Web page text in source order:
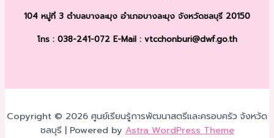
104 หมู่ที่ 3 ตำบลบางละมุง อำเภอบางละมุง จังหวัดชลบุรี 20150
โทร : 038-241-072 E-Mail : vtcchonburi@dwf.go.th
Copyright © 2026 ศูนย์เรียนรู้การพัฒนาสตรีและครอบครัว จังหวัด
ชลบุรี | Powered byAstra WordPress Theme